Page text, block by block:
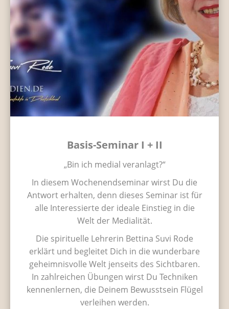
Basis-Seminar I + II
„Bin ich medial veranlagt?“
In diesem Wochenendseminar wirst Du die
Antwort erhalten, denn dieses Seminar ist für
alle Interessierte der ideale Einstieg in die
Welt der Medialität.
Die spirituelle Lehrerin Bettina Suvi Rode
erklärt und begleitet Dich in die wunderbare
geheimnisvolle Welt jenseits des Sichtbaren.
In zahlreichen Übungen wirst Du Techniken
kennenlernen, die Deinem Bewusstsein Flügel
verleihen werden.